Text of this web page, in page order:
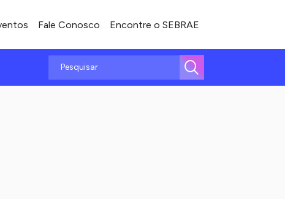
Fale Conosco Encontre o SEBRAE